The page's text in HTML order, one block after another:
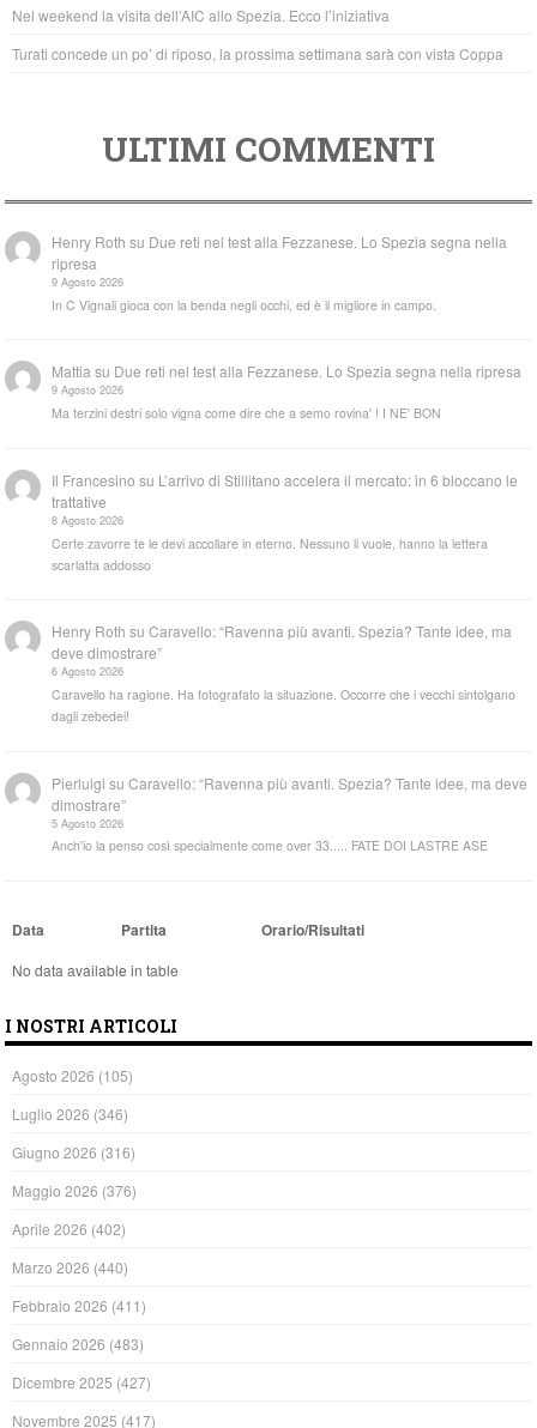
Nel weekend la visita dell’AIC allo Spezia. Ecco l’iniziativa
Turati concede un po’ di riposo, la prossima settimana sarà con vista Coppa
ULTIMI COMMENTI
Henry Roth su Due reti nel test alla Fezzanese. Lo Spezia segna nella
ripresa
9 Agosto 2026
In C Vignali gioca con la benda negli occhi, ed è il migliore in campo.
Mattia su Due reti nel test alla Fezzanese. Lo Spezia segna nella ripresa
9 Agosto 2026
Ma terzini destri solo vigna come dire che a semo rovina' ! I NE' BON
Il Francesino su L’arrivo di Stillitano accelera il mercato: in 6 bloccano le
trattative
8 Agosto 2026
Certe zavorre te le devi accollare in eterno. Nessuno li vuole, hanno la lettera
scarlatta addosso
Henry Roth suCaravello: “Ravenna più avanti. Spezia? Tante idee, ma
deve dimostrare”
6 Agosto 2026
Caravello ha ragione. Ha fotografato la situazione. Occorre che i vecchi sintolgano
dagli zebedei!
Pierluigi suCaravello: “Ravenna più avanti. Spezia? Tante idee, ma deve
dimostrare”
5 Agosto 2026
Anch'io la penso così specialmente come over 33..... FATE DOI LASTRE ASE
Data Partita Orario/Risultati
No data available in table
I NOSTRI ARTICOLI
Agosto 2026 (105)
Luglio 2026 (346)
Giugno 2026 (316)
Maggio 2026 (376)
Aprile 2026 (402)
Marzo 2026 (440)
Febbraio 2026 (411)
Gennaio 2026 (483)
Dicembre 2025 (427)
Novembre 2025 (417)